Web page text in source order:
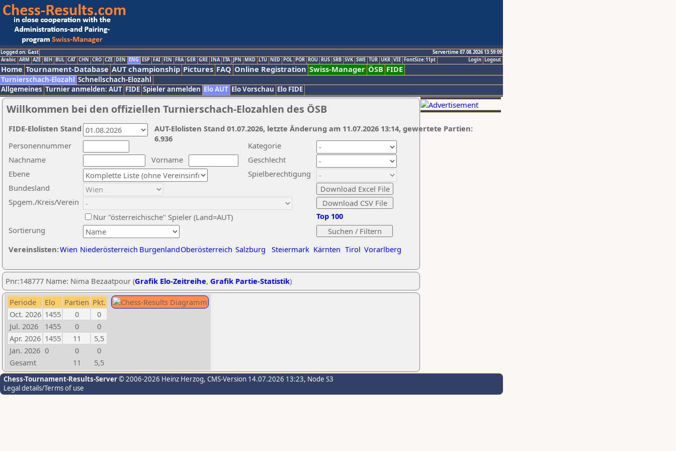
Logged on: Gast
Servertime 07.08.2026 13:59:09
Logout
Login
Arabic ARM AZE BIH BUL CAT CHN CRO CZE DEN ENG ESP FAI FIN FRA GER GRE INA ITA JPN MKD LTU NED POL POR ROU RUS SRB SVK SWE TUR UKR VIE FontSize:11pt
Home Tournament-Database AUT championship Pictures FAQ Online Registration Swiss-Manager ÖSB FIDE
Turnierschach-Elozahl Schnellschach-Elozahl
Allgemeines Turnier anmelden: AUT FIDE Spieler anmelden Elo AUT Elo Vorschau Elo FIDE
Willkommen bei den offiziellen Turnierschach-Elozahlen des ÖSB
Nachname
Vorname
Ebene
Kategorie
Sortierung
Personennummer
Bundesland
Spgem./Kreis/Verein
Geschlecht
Nur "österreichische" Spieler (Land=AUT)
Spielberechtigung
Vereinslisten:Wien Niederösterreich BurgenlandOberösterreich Salzburg Steiermark Kärnten Tirol Vorarlberg
Top 100
AUT-Elolisten Stand 01.07.2026, letzte Änderung am 11.07.2026 13:14, gewertete Partien:
6.936
FIDE-Elolisten Stand
Pnr:148777 Name: Nima Bezaatpour (Grafik Elo-Zeitreihe, Grafik Partie-Statistik)
Periode Elo Partien Pkt.
Oct. 2026 1455 0
0
Jul. 2026
1455 0
0
Apr. 2026 1455 11
5,5
Jan. 2026 0 0
0
Gesamt
11 5,5
Chess-Tournament-Results-Server© 2006-2026 Heinz Herzog, CMS-Version 14.07.2026 13:23, Node S3
Legal details/Terms of use